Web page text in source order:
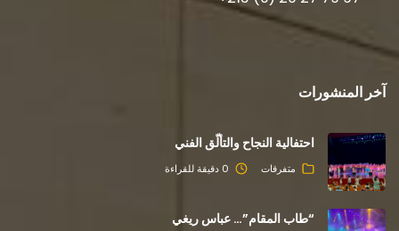
آخر المنشورات
احتفالية النجاح والتألّق الفني
متفرقات 0 دقيقة للقراءة
“طاب المقام”… عباس ريغي